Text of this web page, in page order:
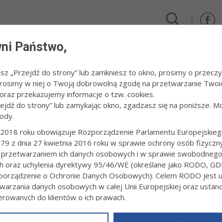
Szkicowania w Tarnowie
MIEJSKIEGO SZKICOWANIA W
Redakcja tarnow.pl
wakacyjnych miesięcy (30 lipca – 2 sierpnia) w Tarnowie
w Świdnicy - Festiwalu Miejskiego Szkicowania. Udział w
Państwo,
„Przejdź do strony” lub zamkniesz to okno, prosimy o
w niej o Twoją dobrowolną zgodę na przetwarzanie
przekazujemy informacje o tzw. cookies.
do strony” lub zamykając okno, zgadzasz się na poniższe.
roku obowiązuje Rozporządzenie Parlamentu
z dnia 27 kwietnia 2016 roku w sprawie ochrony osób
ich danych osobowych i w sprawie
oraz uchylenia dyrektywy 95/46/WE (określane jako RODO,
o Ochronie Danych Osobowych). Celem RODO jest
danych osobowych w całej Unii Europejskiej oraz
do klientów o ich prawach.
powyższym, w zakładceRODOna stroniehttps://